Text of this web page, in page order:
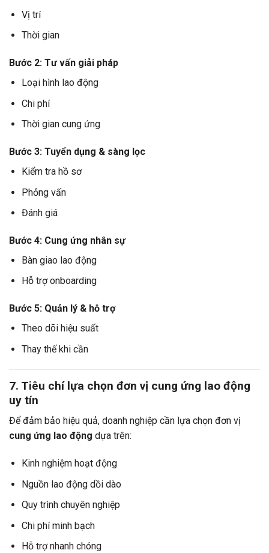
Vị trí
Thời gian
Bước 2: Tư vấn giải pháp
Loại hình lao động
Chi phí
Thời gian cung ứng
Bước 3: Tuyển dụng & sàng lọc
Kiểm tra hồ sơ
Phỏng vấn
Đánh giá
Bước 4: Cung ứng nhân sự
Bàn giao lao động
Hỗ trợ onboarding
Bước 5: Quản lý & hỗ trợ
Theo dõi hiệu suất
Thay thế khi cần
7. Tiêu chí lựa chọn đơn vị cung ứng lao động
uy tín
Để đảm bảo hiệu quả, doanh nghiệp cần lựa chọn đơn vị
cung ứng lao động dựa trên:
Kinh nghiệm hoạt động
Nguồn lao động dồi dào
Quy trình chuyên nghiệp
Chi phí minh bạch
Hỗ trợ nhanh chóng